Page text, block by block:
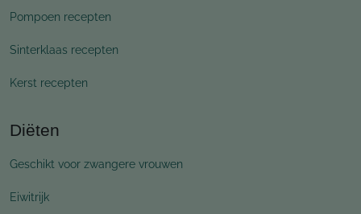
Pompoen recepten
Sinterklaas recepten
Kerst recepten
Diëten
Geschikt voor zwangere vrouwen
Eiwitrijk